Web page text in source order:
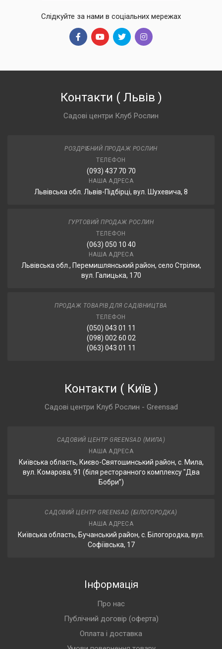
Слідкуйте за нами в соціальних мережах
Контакти ( Львів )
Садові центри Клуб Рослин
РОЗДРІБНИЙ ПРОДАЖ РОСЛИН
ТЕЛЕФОН
(093) 437 70 70
НАША АДРЕСА
Львівська обл. Львів-Підбірці, вул. Шухевича, 8
ГУРТОВИЙ ПРОДАЖ РОСЛИН
ТЕЛЕФОН
(063) 050 10 40
НАША АДРЕСА
Львівська обл., Перемишлянський район, село Стрілки,
вул. Галицька, 170
ПРОДАЖ ТОВАРІВ ДЛЯ САДІВНИЦТВА
ТЕЛЕФОН
(050) 043 01 11
(098) 002 60 02
(063) 043 01 11
Контакти ( Київ )
Садові центри Клуб Рослин - Greensad
САДОВИЙ ЦЕНТР GREENSAD (МИЛА)
НАША АДРЕСА
Київська область, Києво-Святошинський район, с. Мила,
вул. Комарова, 91 (біля ресторанного комплексу "Два
Бобри”)
САДОВИЙ ЦЕНТР GREENSAD (БІЛОГОРОДКА)
НАША АДРЕСА
Київська область, Бучанський район, с. Білогородка, вул.
Софіївська, 17
Інформація
Про нас
Публічний договір (оферта)
Оплата і доставка